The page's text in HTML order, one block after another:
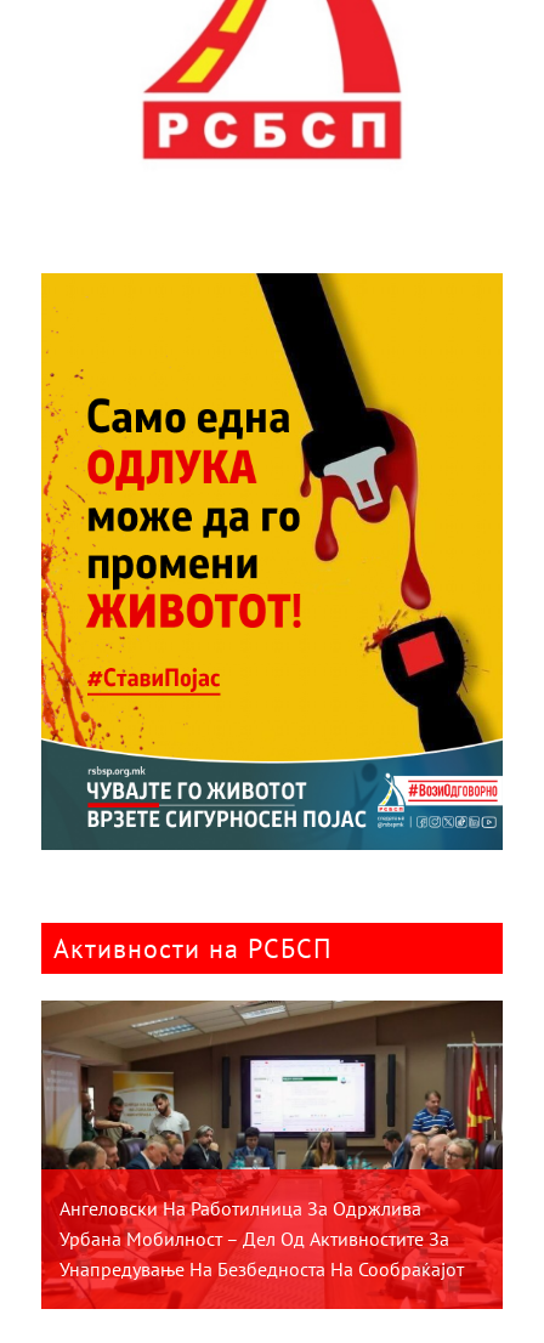
Активности на РСБСП
Ангеловски На Работилница За Одржлива
Урбана Мобилност – Дел Од Активностите За
Унапредување На Безбедноста На Сообраќајот